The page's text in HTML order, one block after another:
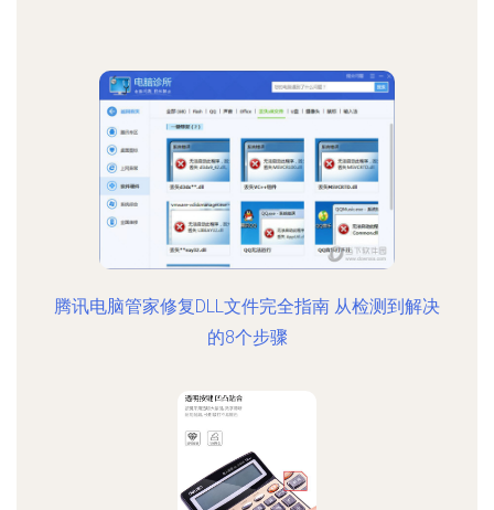
腾讯电脑管家修复DLL文件完全指南 从检测到解决
的8个步骤